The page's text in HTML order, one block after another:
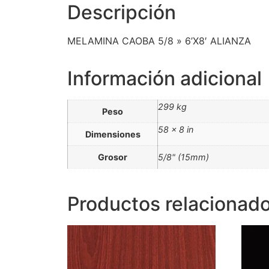
Descripción
MELAMINA CAOBA 5/8 » 6’X8′ ALIANZA
Información adicional
Peso 299 kg
Dimensiones 58 × 8 in
Grosor 5/8" (15mm)
Productos